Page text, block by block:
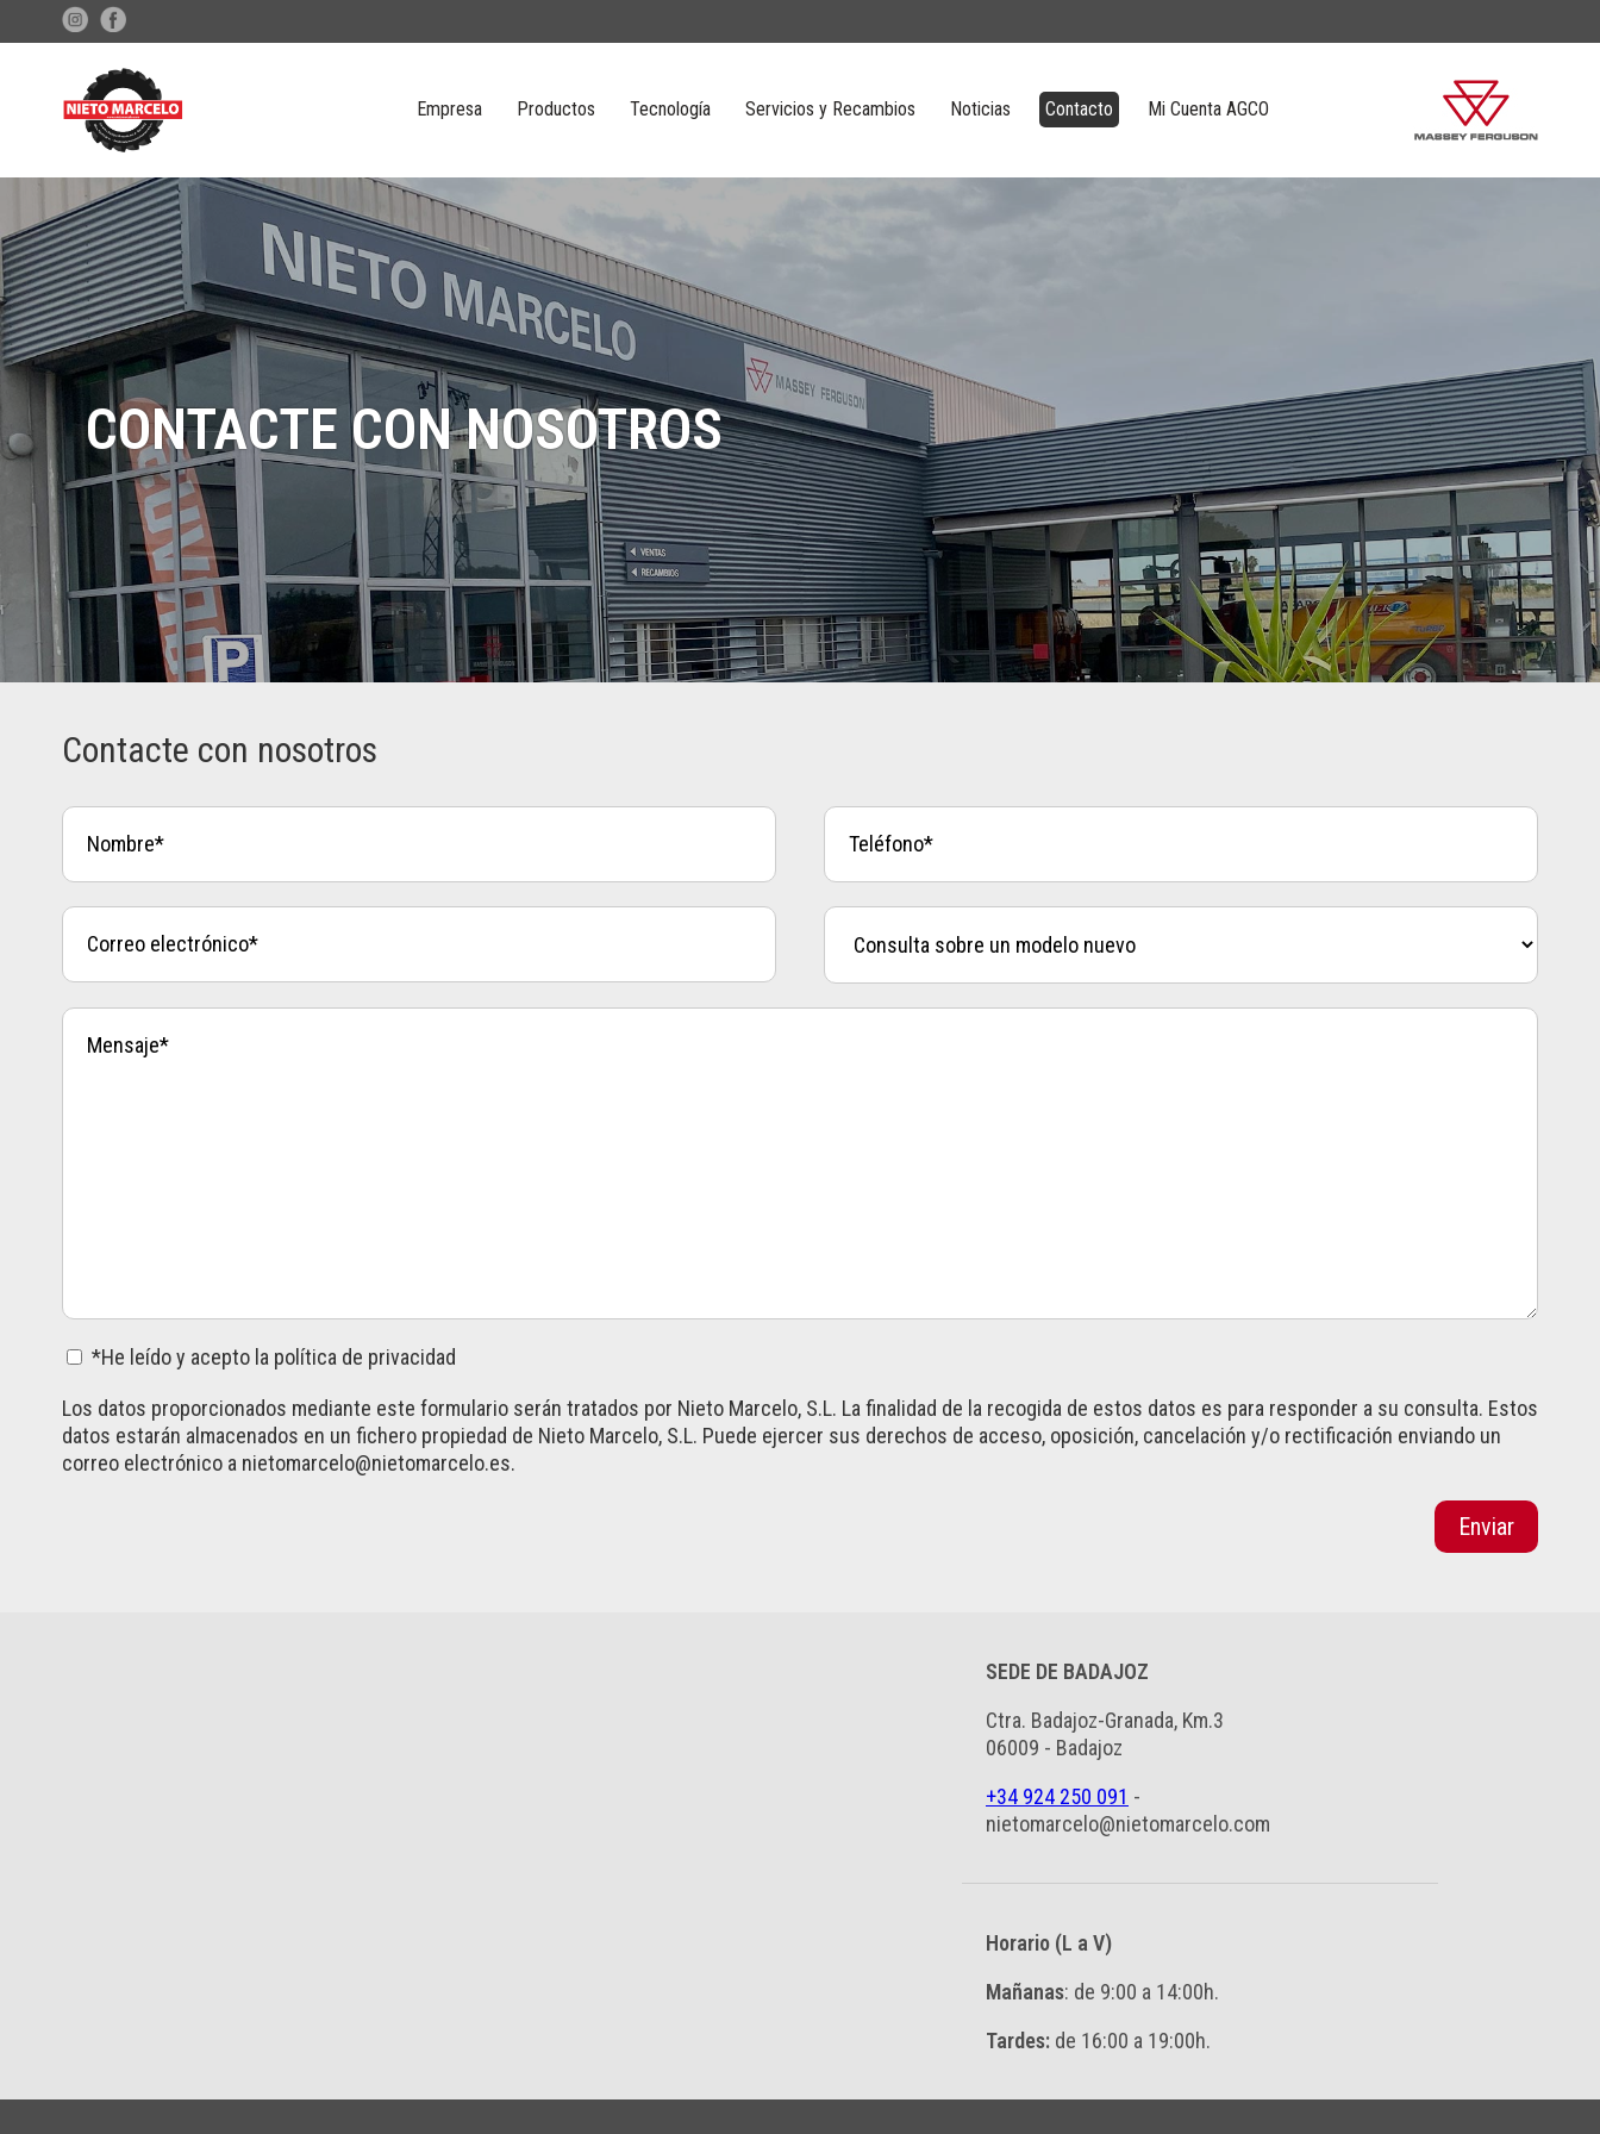
Empresa Productos Tecnología Servicios y Recambios Noticias Contacto Mi Cuenta AGCO
CONTACTE CON NOSOTROS
Contacte con nosotros
*He leído y acepto la política de privacidad
Los datos proporcionados mediante este formulario serán tratados por Nieto Marcelo, S.L. La finalidad de la recogida de estos datos es para responder a su consulta. Estos
datos estarán almacenados en un fichero propiedad de Nieto Marcelo, S.L. Puede ejercer sus derechos de acceso, oposición, cancelación y/o rectificación enviando un
correo electrónico a nietomarcelo@nietomarcelo.es.
SEDE DE BADAJOZ
Ctra. Badajoz-Granada, Km.3
06009 - Badajoz
+34 924 250 091 -
nietomarcelo@nietomarcelo.com
Horario (L a V)
Mañanas: de 9:00 a 14:00h.
Tardes: de 16:00 a 19:00h.